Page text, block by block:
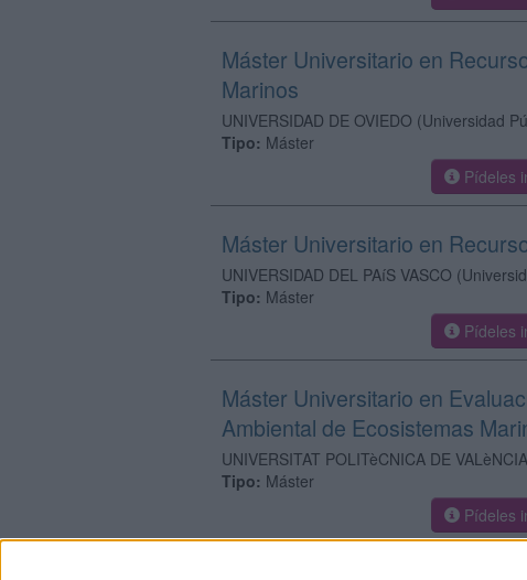
Máster Universitario en
Marinos
UNIVERSIDAD DE OVIEDO (Universidad
Tipo: Máster
Pídeles
Máster Universitario en
UNIVERSIDAD DEL PAíS VASCO
Tipo: Máster
Pídeles
Máster Universitario en
Ambiental de Ecosistemas
UNIVERSITAT POLITèCNICA DE VALèNCIA
Tipo: Máster
Pídeles